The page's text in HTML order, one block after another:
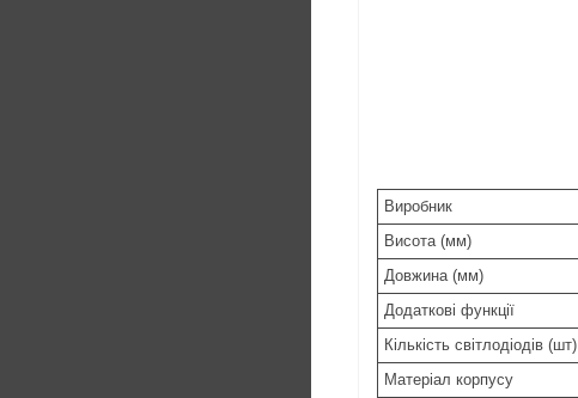
Виробник
Висота (мм)
Довжина (мм)
Додаткові функції
Кількість світлодіодів (шт)
Матеріал корпусу